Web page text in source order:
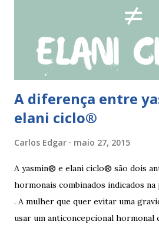
esquecimento ocorrer entre o 25°
tomando os restantes. Se...
A diferença entre
elani ciclo®
Carlos Edgar maio 27, 2015
A yasmin® e elani ciclo® são dois
hormonais combinados indicados
. A mulher que quer evitar uma
usar um anticoncepcional hormonal